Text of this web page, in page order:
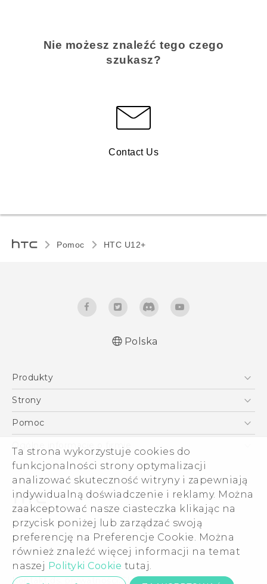
Ta strona wykorzystuje cookies do
funkcjonalności strony optymalizacji
analizować skuteczność witryny i zapewniają
indywidualną doświadczenie i reklamy. Można
zaakceptować nasze ciasteczka klikając na
przycisk poniżej lub zarządzać swoją
preferencję na Preferencje Cookie. Można
również znaleźć więcej informacji na temat
naszej Polityki Cookie tutaj.
Nie możesz znaleźć tego czego
szukasz?
Contact Us
Pomoc HTC U12+‎
Polish - Wytyczne dotyczące bezpieczeństwa i
wytyczne wymagane przez prawo
Polska
Produkty
Smartfony
VIVE
Akcesoria
Strony
HTC Vive
Pomoc
Pomoc E-commerce
Ogólne informacje o firmie
ESG
Informacje o firmie
Dla inwestorów (angielski)
Cookie Preferences
Kariera
Security and Privacy Whitepaper
© 2011-2026 HTC Corporation
Warunki prawne
Kontakt ds. prywatności:Global-Privacy@htc.com